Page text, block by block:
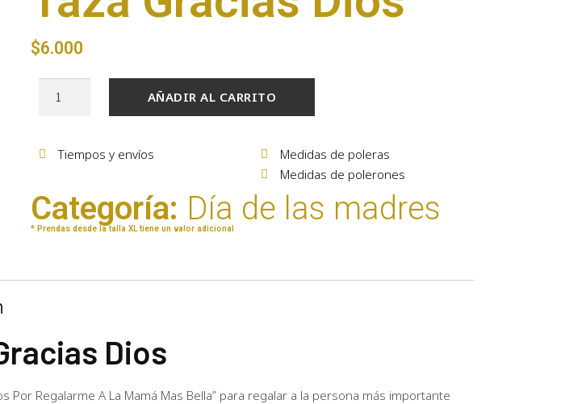
$6.000
AÑADIR AL CARRITO
Tiempos y envíos
Medidas de poleras
Medidas de polerones
Categoría: Día de las madres
* Prendas desde la talla XL tiene un valor adicional
Dios
Por Regalarme A La Mamá Mas Bella” para regalar a la persona más importante